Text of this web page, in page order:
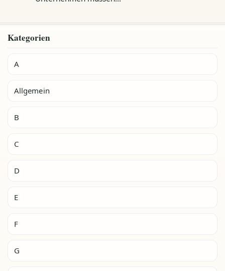
Kategorien
A
Allgemein
B
C
D
E
F
G